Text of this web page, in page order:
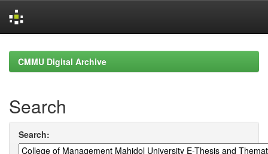
navigationCMMU Digital Archive
Search
Search: